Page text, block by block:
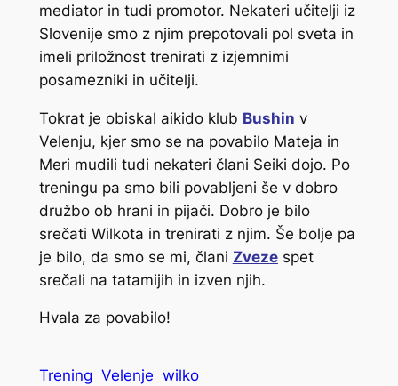
mediator in tudi promotor. Nekateri učitelji iz
Slovenije smo z njim prepotovali pol sveta in
imeli priložnost trenirati z izjemnimi
posamezniki in učitelji.
Tokrat je obiskal aikido klub Bushin v
Velenju, kjer smo se na povabilo Mateja in
Meri mudili tudi nekateri člani Seiki dojo. Po
treningu pa smo bili povabljeni še v dobro
družbo ob hrani in pijači. Dobro je bilo
srečati Wilkota in trenirati z njim. Še bolje pa
je bilo, da smo se mi, člani Zvezespet
srečali na tatamijih in izven njih.
Hvala za povabilo!
Trening Velenje wilko